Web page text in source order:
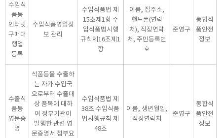
수입식
품등
인터넷
구매대
행업
등록
수입식품영업정
보 관리
수입식품법 제
15조제1항 수
입식품법시행
규칙제16조제1
항
이름, 집주소,
핸드폰(연락
처), 직장연락
처, 주민등록번
호
준영구
통합식
품안전
정보
수출식
품등
영문증
명
식품등을 수출하
는 자가 수입국
으로부터 수출대
상 품목에 대하
여 정부기관이
발행한 관련 영
문증명서 첨부요
수입식품법 제
38조 수입식품
법시행규칙 제
48조
이름, 생년월일,
직장연락처
준영구
통합식
품안전
정보